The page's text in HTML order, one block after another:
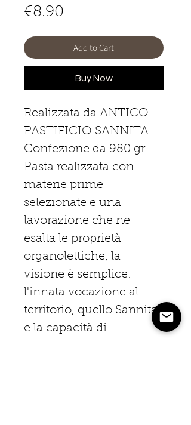
€8.90
Add to Cart
Buy Now
Realizzata da ANTICO
PASTIFICIO SANNITA
Confezione da 980 gr.
Pasta realizzata con
materie prime
selezionate e una
lavorazione che ne
esalta le proprietà
organolettiche, la
visione è semplice:
l'innata vocazione al
territorio, quello Sannita,
e la capacità di